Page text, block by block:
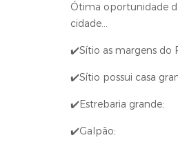
Ótima oportunidade
cidade...
✔️Sítio as margens do
✔️Sítio possui casa
✔️Estrebaria grande;
✔️Galpão;